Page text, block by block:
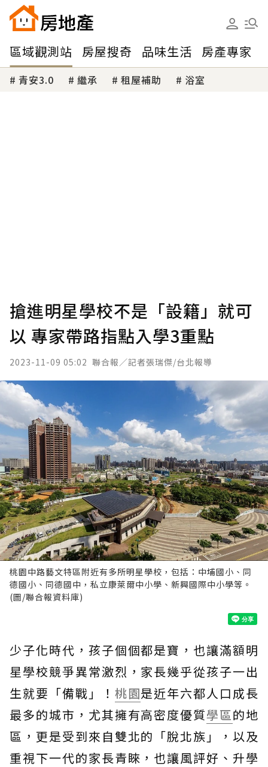
區域觀測站 房屋搜奇 品味生活 房產專家
青安3.0 繼承 租屋補助 浴室
搶進明星學校不是「設籍」就可
以 專家帶路指點入學3重點
2023-11-09 05:02 聯合報／記者張瑞傑/台北報導
桃園中路藝文特區附近有多所明星學校，包括：中埔國小、同
德國小、同德國中，私立康萊爾中小學、新興國際中小學等。
(圖/聯合報資料庫)
少子化時代，孩子個個都是寶，也讓滿額明
星學校競爭異常激烈，家長幾乎從孩子一出
生就要「備戰」！ 桃園是近年六都人口成長
最多的城市，尤其擁有高密度優質學區的地
區，更是受到來自雙北的「脫北族」，以及
重視下一代的家長青睞，也讓風評好、升學